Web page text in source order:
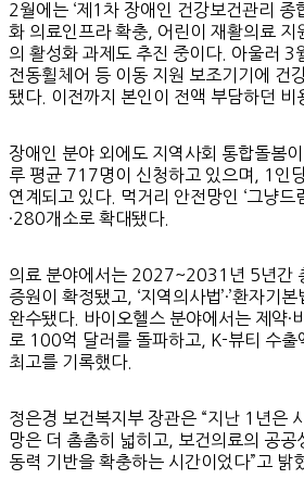
2월에는 ‘제1차 장애인 건강보건관리 종
화 의료인프라 확충, 어린이 재활의료 지
의 활성화 과제도 추진 중이다. 아울러 3
전동휠체어 등 이동 지원 보조기기에 건
됐다. 이전까지 본인이 전액 부담하던
장애인 분야 외에도 지역사회 통합돌봄
루 평균 717명이 신청하고 있으며, 1인
연계되고 있다. 먹거리 안전망인 ‘그냥
·280개소로 확대됐다.
의료 분야에서는 2027~2031년 5년간
증원이 확정됐고, ‘지역의사법’·’환자기
완수됐다. 바이오헬스 분야에서는 제약·
로 100억 달러를 돌파하고, K-뷰티 수출
최고를 기록했다.
정은경 보건복지부 장관은 “지난 1년은
망은 더 촘촘히 넓히고, 보건의료의 공공
동력 기반을 확충하는 시간이었다”고 밝